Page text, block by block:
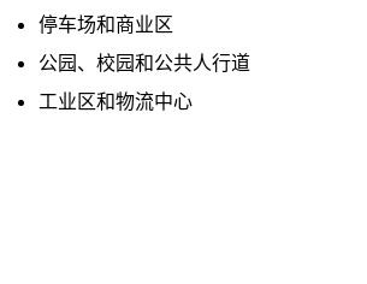
停车场和商业区
公园、校园和公共人行道
工业区和物流中心